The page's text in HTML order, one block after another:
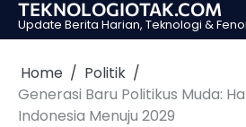
SkipTEKNOLOGIOTAK.COM
Update Berita Harian, Teknologi &
Home
Politik
Generasi Baru Politikus Muda:
Indonesia Menuju 2029